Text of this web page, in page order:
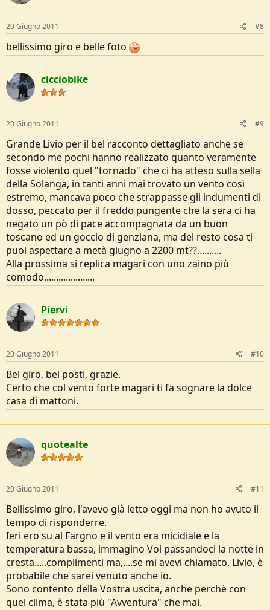
20 Giugno 2011 #8
bellissimo giro e belle foto
cicciobike
20 Giugno 2011 #9
Grande Livio per il bel racconto dettagliato anche se
secondo me pochi hanno realizzato quanto veramente
fosse violento quel "tornado" che ci ha atteso sulla sella
della Solanga, in tanti anni mai trovato un vento così
estremo, mancava poco che strappasse gli indumenti di
dosso, peccato per il freddo pungente che la sera ci ha
negato un pò di pace accompagnata da un buon
toscano ed un goccio di genziana, ma del resto cosa ti
puoi aspettare a metà giugno a 2200 mt??..........
Alla prossima si replica magari con uno zaino più
comodo.....................
Piervi
20 Giugno 2011 #10
Bel giro, bei posti, grazie.
Certo che col vento forte magari ti fa sognare la dolce
casa di mattoni.
quotealte
20 Giugno 2011 #11
Bellissimo giro, l'avevo già letto oggi ma non ho avuto il
tempo di risponderre.
Ieri ero su al Fargno e il vento era micidiale e la
temperatura bassa, immagino Voi passandoci la notte in
cresta.....complimenti ma,....se mi avevi chiamato, Livio, è
probabile che sarei venuto anche io.
Sono contento della Vostra uscita, anche perchè con
quel clima, è stata più "Avventura" che mai.